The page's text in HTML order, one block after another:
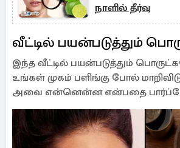
நாளில் தீர்வு
வீட்டில் பயன்படுத்தும்
இந்த வீட்டில் பயன்படுத்தும்
உங்கள் முகம் பளிங்கு போல்
அவை என்னென்ன என்பதை